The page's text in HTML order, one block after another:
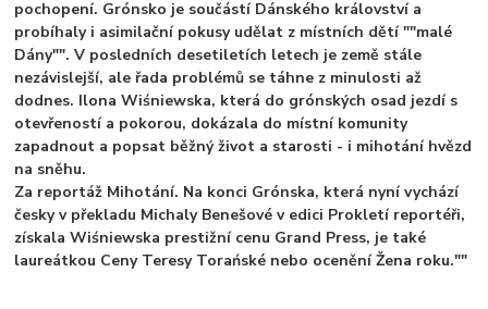
pochopení. Grónsko je součástí Dánského království a
probíhaly i asimilační pokusy udělat z místních dětí ""malé
Dány"". V posledních desetiletích letech je země stále
nezávislejší, ale řada problémů se táhne z minulosti až
dodnes. Ilona Wiśniewska, která do grónských osad jezdí s
otevřeností a pokorou, dokázala do místní komunity
zapadnout a popsat běžný život a starosti - i mihotání hvězd
na sněhu.
Za reportáž Mihotání. Na konci Grónska, která nyní vychází
česky v překladu Michaly Benešové v edici Prokletí reportéři,
získala Wiśniewska prestižní cenu Grand Press, je také
laureátkou Ceny Teresy Torańské nebo ocenění Žena roku.""